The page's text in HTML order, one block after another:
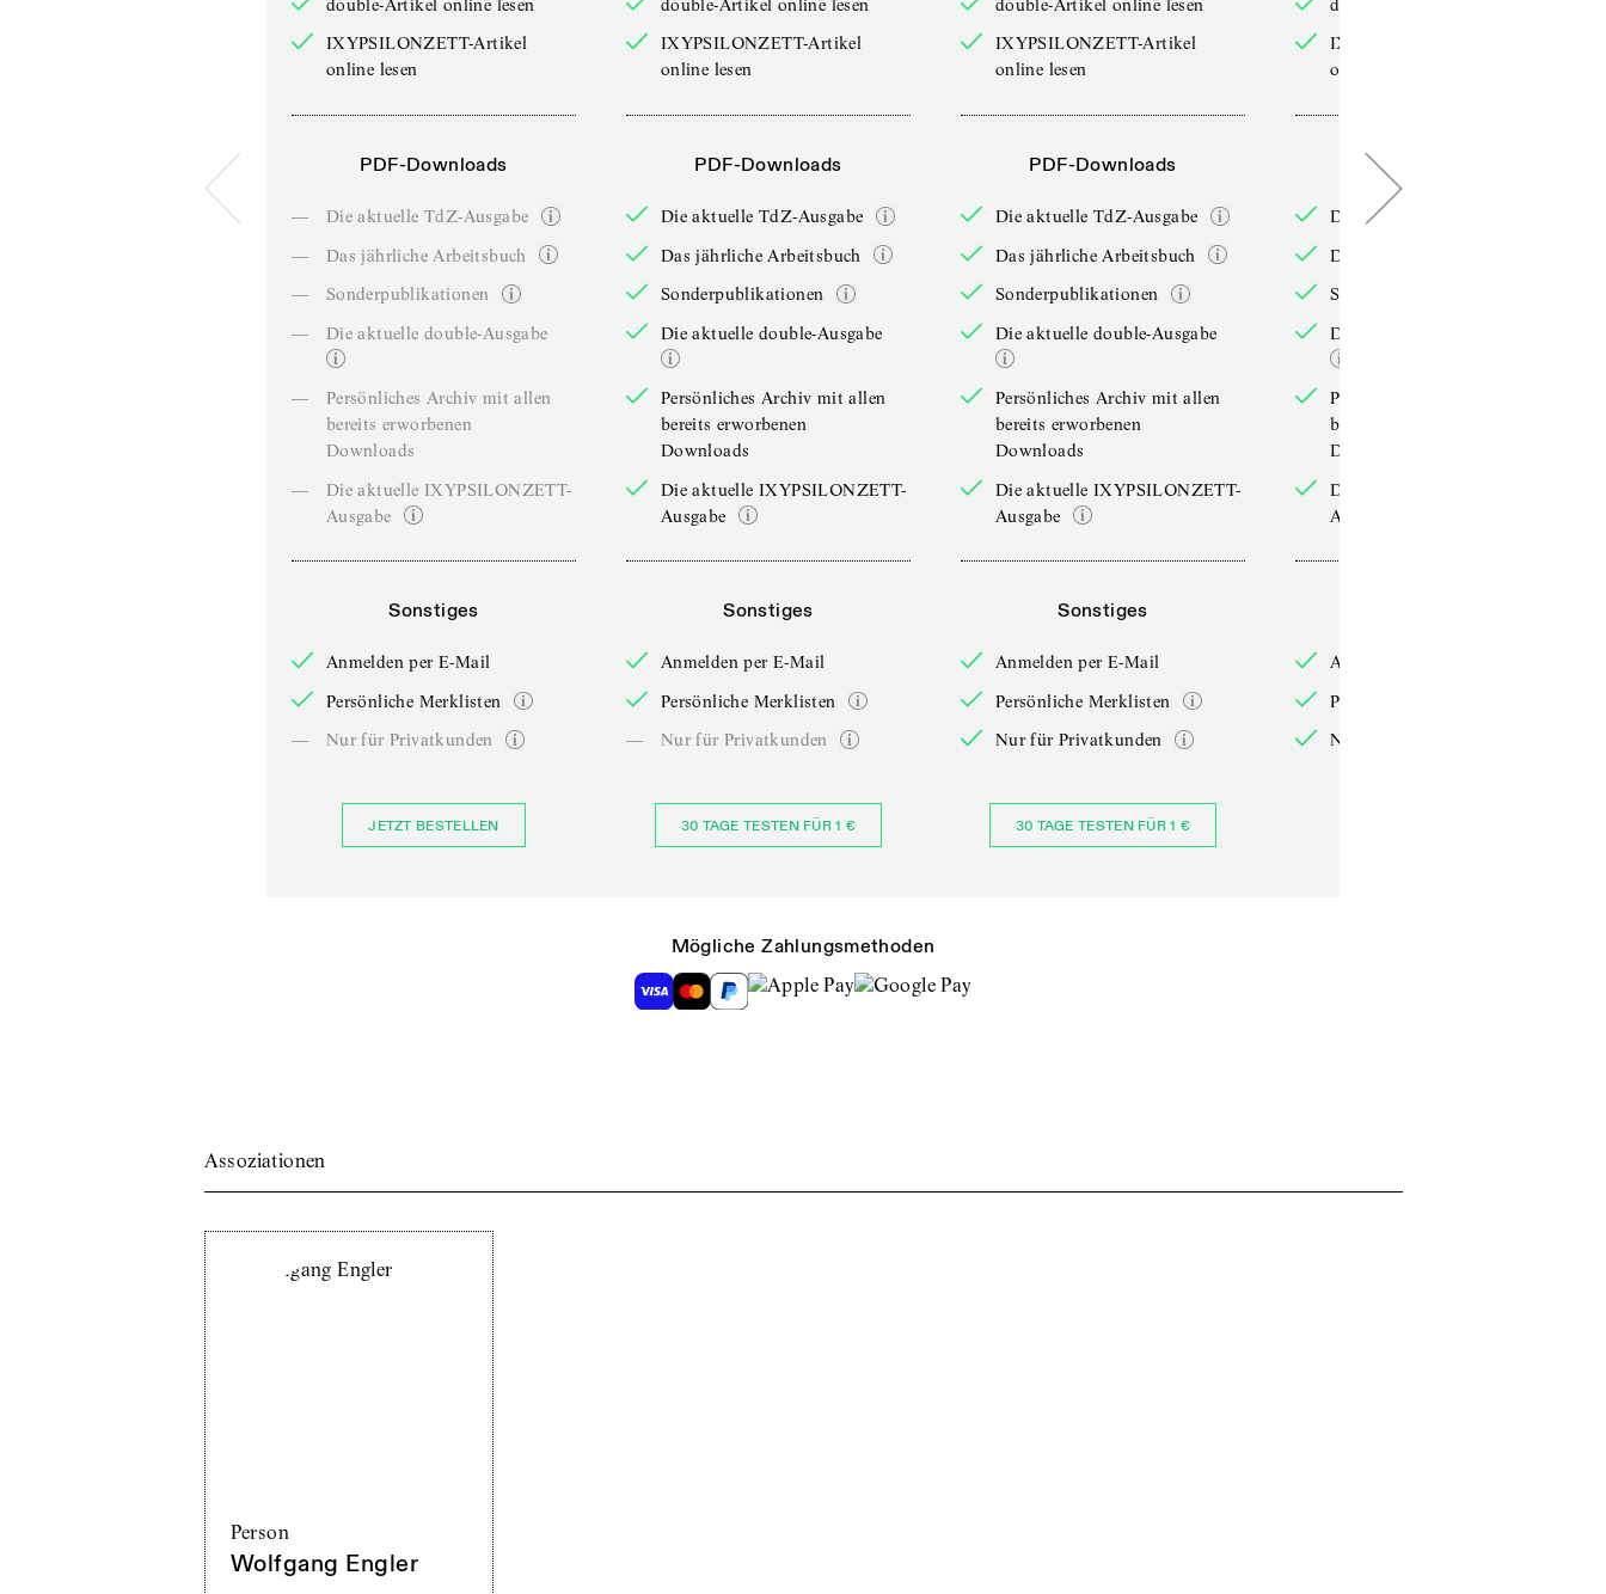
double-Artikel online lesen
IXYPSILONZETT-Artikel
online lesen
PDF-Downloads
—
Die aktuelle TdZ-Ausgabe
—
Das jährliche Arbeitsbuch
—
Sonderpublikationen
—
Die aktuelle double-Ausgabe
—
Persönliches Archiv mit allen
bereits erworbenen
Downloads
—
Die aktuelle IXYPSILONZETT-
Ausgabe
Sonstiges
Anmelden per E-Mail
Persönliche Merklisten
—
Nur für Privatkunden
JETZT BESTELLEN
double-Artikel online lesen
IXYPSILONZETT-Artikel
online lesen
PDF-Downloads
Die aktuelle TdZ-Ausgabe
Das jährliche Arbeitsbuch
Sonderpublikationen
Die aktuelle double-Ausgabe
Persönliches Archiv mit allen
bereits erworbenen
Downloads
Die aktuelle IXYPSILONZETT-
Ausgabe
Sonstiges
Anmelden per E-Mail
Persönliche Merklisten
—
Nur für Privatkunden
30 TAGE TESTEN FÜR 1 €
double-Artikel online lesen
IXYPSILONZETT-Artikel
online lesen
PDF-Downloads
Die aktuelle TdZ-Ausgabe
Das jährliche Arbeitsbuch
Sonderpublikationen
Die aktuelle double-Ausgabe
Persönliches Archiv mit allen
bereits erworbenen
Downloads
Die aktuelle IXYPSILONZETT-
Ausgabe
Sonstiges
Anmelden per E-Mail
Persönliche Merklisten
Nur für Privatkunden
30 TAGE TESTEN FÜR 1 €
double-Artikel online lesen
IXYPSILONZETT-Artikel
online lesen
PDF-Downloads
Die aktuelle TdZ-Ausgabe
Das jährliche Arbeitsbuch
Sonderpublikationen
Die aktuelle double-Ausgabe
Persönliches Archiv mit allen
bereits erworbenen
Downloads
Die aktuelle IXYPSILONZETT-
Ausgabe
Anmelden per E-Mail
Persönliche Merklisten
Nur für Privatkunden
Mögliche Zahlungsmethoden
Assoziationen
Person
Wolfgang Engler